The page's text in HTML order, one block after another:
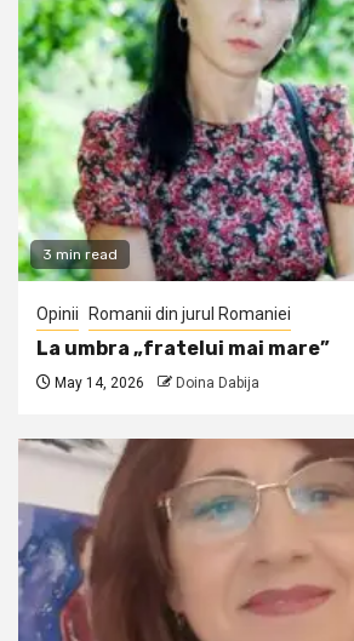
3 min read
Opinii Romanii din jurul Romaniei
La umbra „fratelui mai mare”
May 14, 2026 Doina Dabija